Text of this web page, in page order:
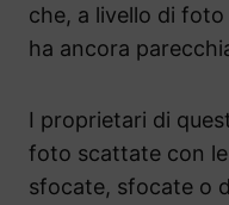
che, a livello di
ha ancora
I proprietari di
foto scattate con
sfocate, sfocate o